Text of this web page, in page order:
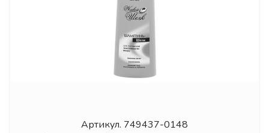
Артикул. 749437-0148